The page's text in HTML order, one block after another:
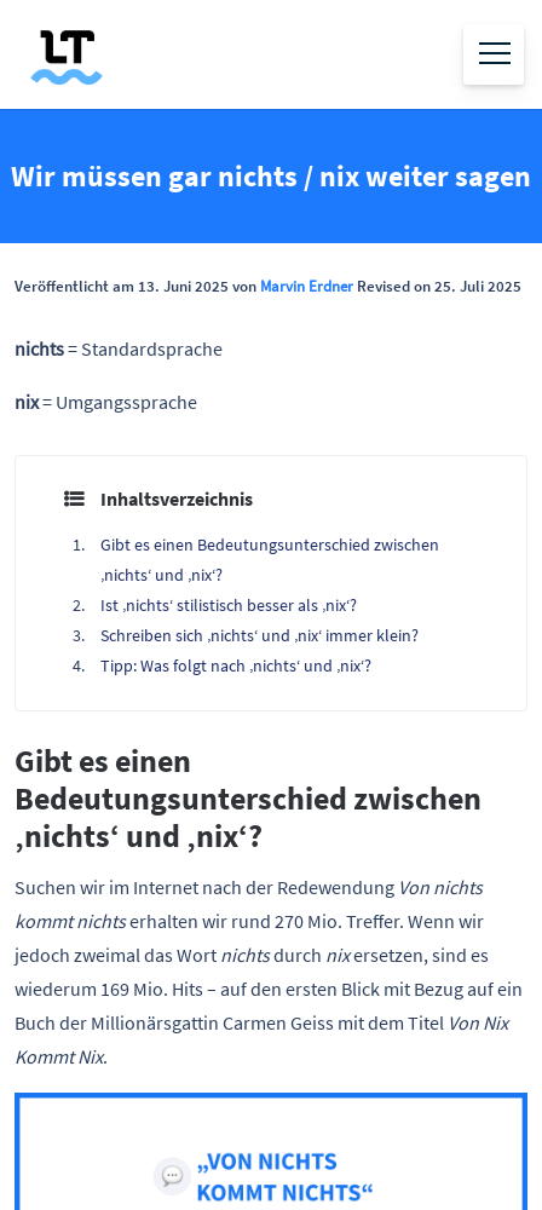
Wir müssen gar nichts / nix weiter sagen
Veröffentlicht am 13. Juni 2025 von Marvin Erdner Revised on 25. Juli 2025
nichts= Standardsprache
nix= Umgangssprache
Inhaltsverzeichnis
Gibt es einen Bedeutungsunterschied zwischen
‚nichts‘ und ‚nix‘?
Ist ‚nichts‘ stilistisch besser als ‚nix‘?
Schreiben sich ‚nichts‘ und ‚nix‘ immer klein?
Tipp: Was folgt nach ‚nichts‘ und ‚nix‘?
Gibt es einen
Bedeutungsunterschied zwischen
‚nichts‘ und ‚nix‘?
Suchen wir im Internet nach der Redewendung Von nichts
kommt nichtserhalten wir rund 270 Mio. Treffer. Wenn wir
jedoch zweimal das Wort nichtsdurch nixersetzen, sind es
wiederum 169 Mio. Hits – auf den ersten Blick mit Bezug auf ein
Buch der Millionärsgattin Carmen Geiss mit dem Titel Von Nix
Kommt Nix.